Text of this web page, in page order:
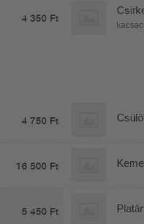
4 350 Ft
4 750 Ft
16 500 Ft
5 450 Ft